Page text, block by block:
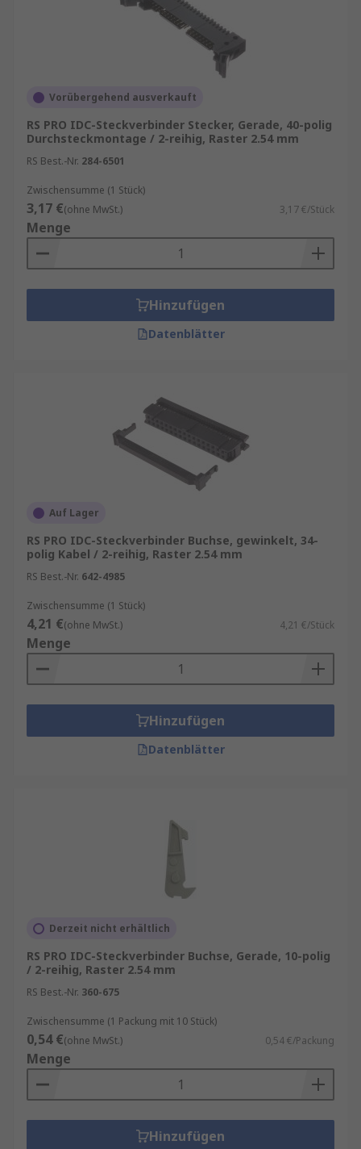
Vorübergehend ausverkauft
RS PRO IDC-Steckverbinder Stecker, Gerade, 40-polig
Durchsteckmontage / 2-reihig, Raster 2.54 mm
RS Best.-Nr. 284-6501
Zwischensumme (1 Stück)
3,17 €(ohne MwSt.) 3,17 €/Stück
Menge
Hinzufügen
Datenblätter
Auf Lager
RS PRO IDC-Steckverbinder Buchse, gewinkelt, 34-
polig Kabel / 2-reihig, Raster 2.54 mm
RS Best.-Nr. 642-4985
Zwischensumme (1 Stück)
4,21 €(ohne MwSt.) 4,21 €/Stück
Menge
Hinzufügen
Datenblätter
Derzeit nicht erhältlich
RS PRO IDC-Steckverbinder Buchse, Gerade, 10-polig
/ 2-reihig, Raster 2.54 mm
RS Best.-Nr. 360-675
Zwischensumme (1 Packung mit 10 Stück)
0,54 €(ohne MwSt.) 0,54 €/Packung
Menge
Hinzufügen